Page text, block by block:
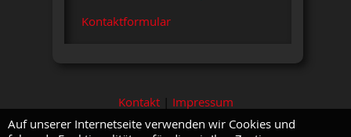
Kontaktformular
Kontakt| Impressum
Auf unserer Internetseite verwenden wir Cookies und